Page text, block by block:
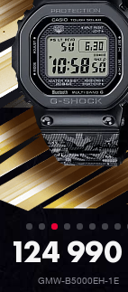
124 990
GMW-B5000EH-1E